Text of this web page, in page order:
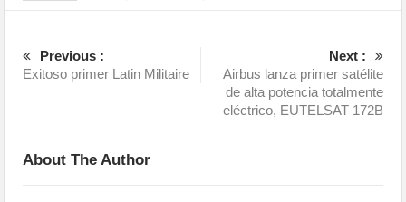
Previous :
Exitoso primer Latin Militaire
Next :
Airbus lanza primer satélite
de alta potencia totalmente
eléctrico, EUTELSAT 172B
About The Author